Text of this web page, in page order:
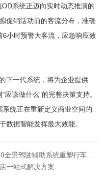
系统正迈向实时动态推演的
促销活动前的客流分布，准确
小时预警大客流，应急响应效
下一代系统，将为企业提供
该做什么"的完整决策支持。
统正在重新定义商业空间的
数据智能发挥最大效能。
上一条：掌控安全的全方位视角：360全景驾驶辅助系统重塑行车体验
一站式解决方案